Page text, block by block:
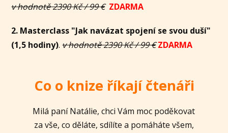
v hodnotě 2390 Kč / 99 €ZDARMA
2. Masterclass "Jak navázat spojení se svou duší"
(1,5 hodiny).v hodnotě 2390 Kč / 99 € ZDARMA
Co o knize říkají čtenáři
Milá paní Natálie, chci Vám moc poděkovat
za vše, co děláte, sdílíte a pomáháte všem,